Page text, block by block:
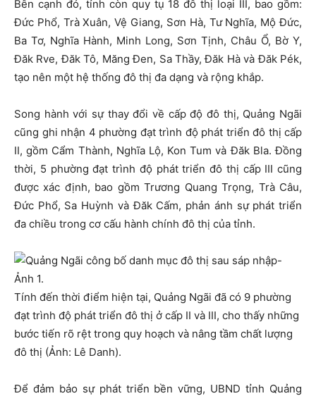
Bên cạnh đó, tỉnh còn quy tụ 18 đô thị loại III, bao gồm:
Đức Phổ, Trà Xuân, Vệ Giang, Sơn Hà, Tư Nghĩa, Mộ Đức,
Ba Tơ, Nghĩa Hành, Minh Long, Sơn Tịnh, Châu Ổ, Bờ Y,
Đăk Rve, Đăk Tô, Măng Đen, Sa Thầy, Đăk Hà và Đăk Pék,
tạo nên một hệ thống đô thị đa dạng và rộng khắp.
Song hành với sự thay đổi về cấp độ đô thị, Quảng Ngãi
cũng ghi nhận 4 phường đạt trình độ phát triển đô thị cấp
II, gồm Cẩm Thành, Nghĩa Lộ, Kon Tum và Đăk Bla. Đồng
thời, 5 phường đạt trình độ phát triển đô thị cấp III cũng
được xác định, bao gồm Trương Quang Trọng, Trà Câu,
Đức Phổ, Sa Huỳnh và Đăk Cấm, phản ánh sự phát triển
đa chiều trong cơ cấu hành chính đô thị của tỉnh.
Tính đến thời điểm hiện tại, Quảng Ngãi đã có 9 phường
đạt trình độ phát triển đô thị ở cấp II và III, cho thấy những
bước tiến rõ rệt trong quy hoạch và nâng tầm chất lượng
đô thị (Ảnh: Lê Danh).
Để đảm bảo sự phát triển bền vững, UBND tỉnh Quảng